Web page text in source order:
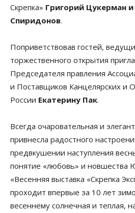
Скрепка» Григорий Цукерман
Спиридонов.
Поприветствовав гостей,
торжественного открытия
Председателя правления
и Поставщиков Канцелярских и
России Екатерину Пак.
Всегда очаровательная и
привнесла радостного
предвкушении наступления
понятие «любовь» и новшества
«Весенняя выставка «Скрепка
проходит впервые за 10 лет
весеннему солнечная и теплая,